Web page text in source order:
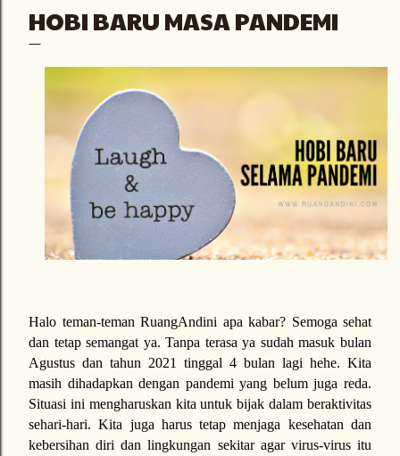
HOBI BARU MASA PANDEMI
Halo teman-teman RuangAndini apa kabar? Semoga sehat
dan tetap semangat ya. Tanpa terasa ya sudah masuk bulan
Agustus dan tahun 2021 tinggal 4 bulan lagi hehe. Kita
masih dihadapkan dengan pandemi yang belum juga reda.
Situasi ini mengharuskan kita untuk bijak dalam beraktivitas
sehari-hari. Kita juga harus tetap menjaga kesehatan dan
kebersihan diri dan lingkungan sekitar agar virus-virus itu